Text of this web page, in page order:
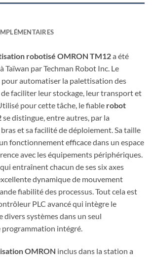
robotisé OMRON TM12a été
Taïwan par Techman Robot Inc. Le
pour automatiser la palettisation des
faciliter leur stockage, leur transport et
pour cette tâche, le fiable robot
se distingue, entre autres, par la
et sa facilité de déploiement. Sa taille
fonctionnement efficace dans un espace
avec les équipements périphériques.
entraînent chacun de ses six axes
dynamique de mouvement
fiabilité des processus. Tout cela est
PLC avancé qui intègre le
systèmes dans un seul
intégré.
OMRON inclus dans la station a